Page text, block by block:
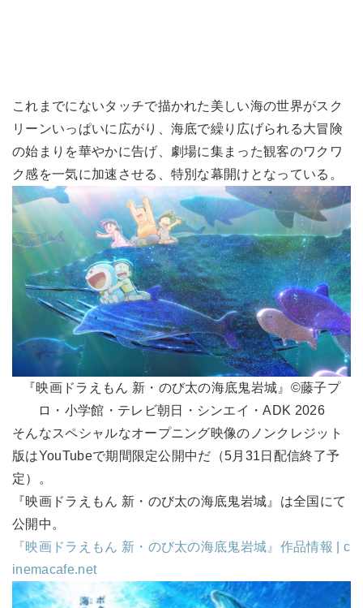
これまでにないタッチで描かれた美しい海の世界がスク
リーンいっぱいに広がり、海底で繰り広げられる大冒険
の始まりを華やかに告げ、劇場に集まった観客のワクワ
ク感を一気に加速させる、特別な幕開けとなっている。
『映画ドラえもん 新・のび太の海底鬼岩城』©藤子プ
ロ・小学館・テレビ朝日・シンエイ・ADK 2026
そんなスペシャルなオープニング映像のノンクレジット
版はYouTubeで期間限定公開中だ（5月31日配信終了予
定）。
『映画ドラえもん 新・のび太の海底鬼岩城』は全国にて
公開中。
『映画ドラえもん 新・のび太の海底鬼岩城』作品情報 | c
inemacafe.net